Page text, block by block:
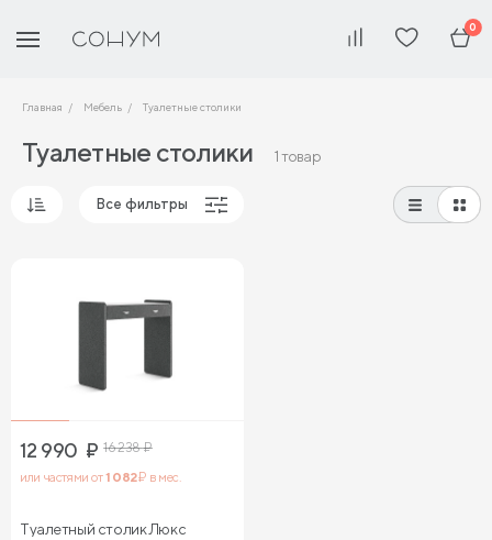
0
Главная Мебель Туалетные столики
Туалетные столики 1 товар
Сначала дорогие
Все фильтры
12 990 ₽ 16 238₽
или частями от1 082₽ в мес.
Туалетный столик Люкс